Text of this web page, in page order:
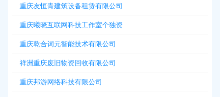
重庆友恒青建筑设备租赁有限公司
重庆曦晓互联网科技工作室个独资
重庆乾合词元智能技术有限公司
祥洲重庆废旧物资回收有限公司
重庆邦游网络科技有限公司